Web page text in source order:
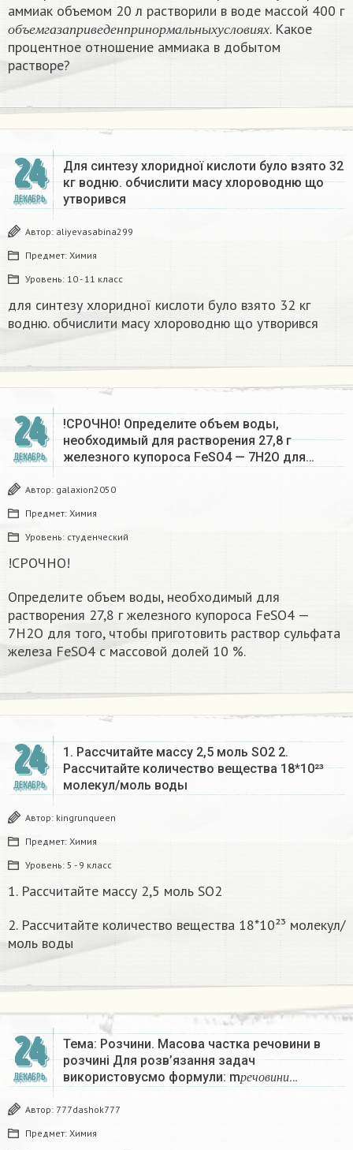
аммиак объемом 20 л растворили в воде массой 400 г
о б ъемг а з а п р и в е д е н п р и н о рмал ьн ых у сл о в иях
объемгазаприведен пр инормальных условиях
. Какое
процентное отношение аммиака в добытом
растворе?
24
ДЕКАБРЬ
Для синтезу хлоридної кислоти було взято 32
кг водню. обчислити масу хлороводню що
утворився​
Автор: aliyevasabina299
Предмет: Химия
Уровень: 10 - 11 класс
для синтезу хлоридної кислоти було взято 32 кг
водню. обчислити масу хлороводню що утворився​
24
ДЕКАБРЬ
!СРОЧНО! Определите объем воды,
необходимый для растворения 27,8 г
железного купороса FeSO4 — 7Н2О для…
Автор: galaxion2050
Предмет: Химия
Уровень: студенческий
!СРОЧНО!
Определите объем воды, необходимый для
растворения 27,8 г железного купороса FeSO4 —
7Н2О для того, чтобы приготовить раствор сульфата
железа FeSO4 с массовой долей 10 %.​
24
ДЕКАБРЬ
1. Рассчитайте массу 2,5 моль SO2 2.
Рассчитайте количество вещества 18*10²³
молекул/моль воды
Автор: kingrunqueen
Предмет: Химия
Уровень: 5 - 9 класс
1. Рассчитайте массу 2,5 моль SO2
2. Рассчитайте количество вещества 18*10²³ молекул/
моль воды
24
ДЕКАБРЬ
Тема: Розчини. Масова частка речовини в
розчині Для розв’язання задач
використовусмо формули: m р е ч о в и н и
ре
…
Автор: 777dashok777
Предмет: Химия